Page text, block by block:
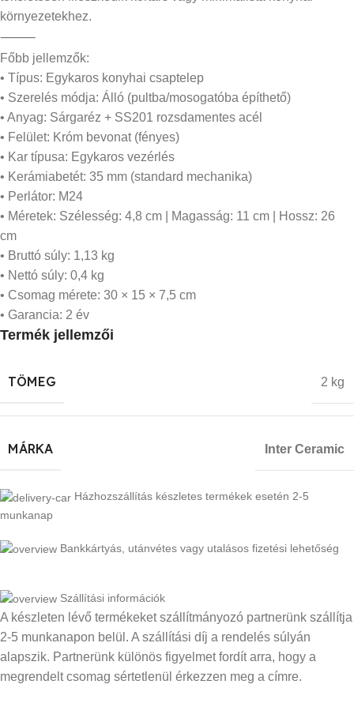
környezetekhez.
⸻
Főbb jellemzők:
• Típus: Egykaros konyhai csaptelep
• Szerelés módja: Álló (pultba/mosogatóba építhető)
• Anyag: Sárgaréz + SS201 rozsdamentes acél
• Felület: Króm bevonat (fényes)
• Kar típusa: Egykaros vezérlés
• Kerámiabetét: 35 mm (standard mechanika)
• Perlátor: M24
• Méretek: Szélesség: 4,8 cm | Magasság: 11 cm | Hossz: 26
cm
• Bruttó súly: 1,13 kg
• Nettó súly: 0,4 kg
• Csomag mérete: 30 × 15 × 7,5 cm
• Garancia: 2 év
Termék jellemzői
TÖMEG 2 kg
MÁRKA Inter Ceramic
Házhozszállítás készletes termékek esetén 2-5
munkanap
Bankkártyás, utánvétes vagy utalásos fizetési lehetőség
Szállítási információk
A készleten lévő termékeket szállítmányozó partnerünk szállítja
2-5 munkanapon belül. A szállítási díj a rendelés súlyán
alapszik. Partnerünk különös figyelmet fordít arra, hogy a
megrendelt csomag sértetlenül érkezzen meg a címre.